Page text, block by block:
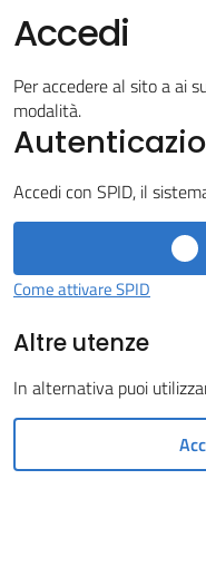
Vivere
Castel
del
on-
gli
Accedi
Per accedere al sito a ai
modalità.
Accedi con SPID, il
Come attivare SPID
Altre utenze
In alternativa puoi